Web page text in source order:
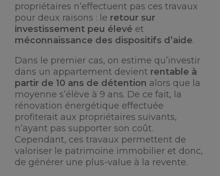
propriétaires n’effectuent pas ces travaux
pour deux raisons : le retour sur
investissement peu élevé et
méconnaissance des dispositifs d’aide.
Dans le premier cas, on estime qu’investir
dans un appartement devient rentable à
partir de 10 ans de détention alors que la
moyenne s’élève à 9 ans. De ce fait, la
rénovation énergétique effectuée
profiterait aux propriétaires suivants,
n’ayant pas supporter son coût.
Cependant, ces travaux permettent de
valoriser le patrimoine immobilier et donc,
de générer une plus-value à la revente.